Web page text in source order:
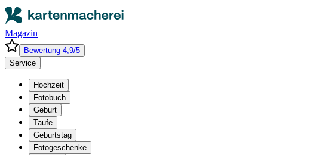
Magazin
Bewertung 4,9/5
Service
Hochzeit
Fotobuch
Geburt
Taufe
Geburtstag
Fotogeschenke